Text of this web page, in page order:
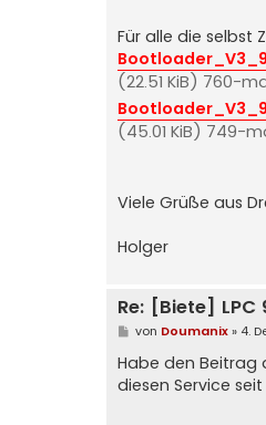
Für alle die selbst
(22.51 KiB) 760-
(45.01 KiB) 749-
Viele Grüße aus
Holger
Re: [Biete]
B
i
t
r
von Doumanix» 4.
Habe den Beitrag
diesen Service